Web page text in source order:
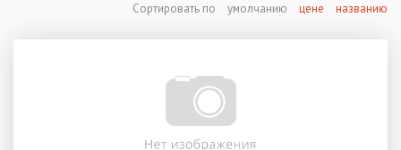
Сортировать по умолчанию цене названию